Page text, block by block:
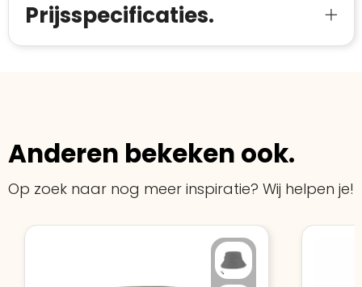
Prijsspecificaties.
Anderen bekeken ook.
Op zoek naar nog meer inspiratie? Wij helpen je!